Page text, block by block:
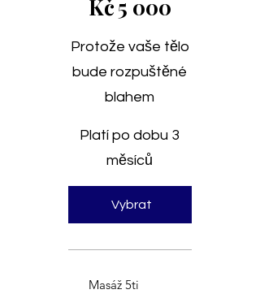
Kč5 000
Protože vaše tělo
bude rozpuštěné
blahem
Platí po dobu 3
měsíců
Vybrat
Masáž 5ti